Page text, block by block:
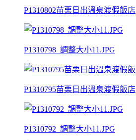
P1310802苗栗日出溫泉渡假飯店
P1310798_調整大小11.JPG
P1310795苗栗日出溫泉渡假飯店
P1310792_調整大小11.JPG